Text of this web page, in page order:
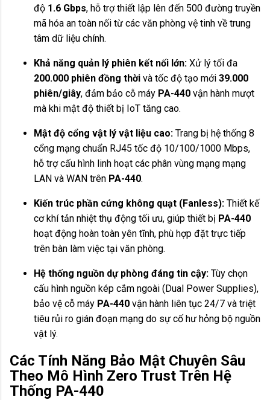
độ 1.6 Gbps, hỗ trợ thiết lập lên đến 500 đường truyền
mã hóa an toàn nối từ các văn phòng vệ tinh về trung
tâm dữ liệu chính.
Khả năng quản lý phiên kết nối lớn: Xử lý tối đa
200.000 phiên đồng thời và tốc độ tạo mới 39.000
phiên/giây, đảm bảo cỗ máy PA-440 vận hành mượt
mà khi mật độ thiết bị IoT tăng cao.
Mật độ cổng vật lý vật liệu cao: Trang bị hệ thống 8
cổng mạng chuẩn RJ45 tốc độ 10/100/1000 Mbps,
hỗ trợ cấu hình linh hoạt các phân vùng mạng mạng
LAN và WAN trên PA-440.
Kiến trúc phần cứng không quạt (Fanless): Thiết kế
cơ khí tản nhiệt thụ động tối ưu, giúp thiết bị PA-440
hoạt động hoàn toàn yên tĩnh, phù hợp đặt trực tiếp
trên bàn làm việc tại văn phòng.
Hệ thống nguồn dự phòng đáng tin cậy: Tùy chọn
cấu hình nguồn kép cắm ngoài (Dual Power Supplies),
bảo vệ cỗ máy PA-440 vận hành liên tục 24/7 và triệt
tiêu rủi ro gián đoạn mạng do sự cố hư hỏng bộ nguồn
vật lý.
Các Tính Năng Bảo Mật Chuyên Sâu
Theo Mô Hình Zero Trust Trên Hệ
Thống PA-440